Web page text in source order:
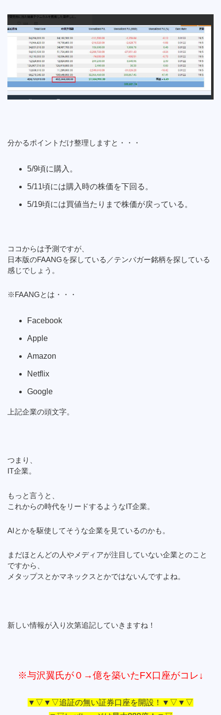
分かるポイントだけ整理しますと・・・
5/9頃に購入。
5/11頃には購入時の株価を下回る。
5/19頃には買値当たりまで株価が戻っている。
ココからは予測ですが、
日本版のFAANGを探している／テンバガー銘柄を探している
感じでしょう。
※FAANGとは・・・
Facebook
Apple
Amazon
Netflix
Google
上記企業の頭文字。
つまり、
IT企業。
もっと言うと、
これからの時代をリードするようなIT企業。
AIとかを駆使してそうな企業を見ているのかも。
まだほとんどの人やメディアが注目していない企業とのこと
ですから、
メタップスとかマネックスとかではないんですよね。
新しい情報が入り次第追記していきますね！
※与沢翼氏が０→億を築いたFX口座がコレ↓
▼▽▼▽追証の無い証券口座を開設！▼▽▼▽